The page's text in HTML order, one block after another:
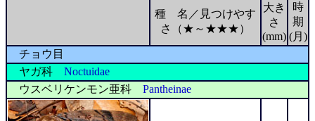
種 名／見つけやす
さ（★～★★★）
大き
さ
(mm)
時
期
(月)
チョウ目
ヤガ科 Noctuidae
ウスベリケンモン亜科 Pantheinae